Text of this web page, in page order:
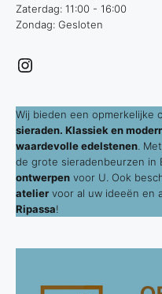
Zaterdag: 11:00 - 16:00
Zondag: Gesloten
Instagram
Wij bieden een opmerkelijke
sieraden. Klassiek en
waardevolle edelstenen .
de grote sieradenbeurzen in
ontwerpen voor U. Ook
atelier voor al uw ideeën en
Ripassa!